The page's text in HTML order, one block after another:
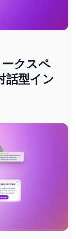
クスペ
話型イン